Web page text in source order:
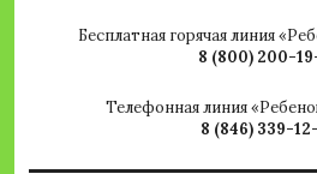
Бесплатная горячая линия
8 (800) 200-
Телефонная линия
8 (846) 339-